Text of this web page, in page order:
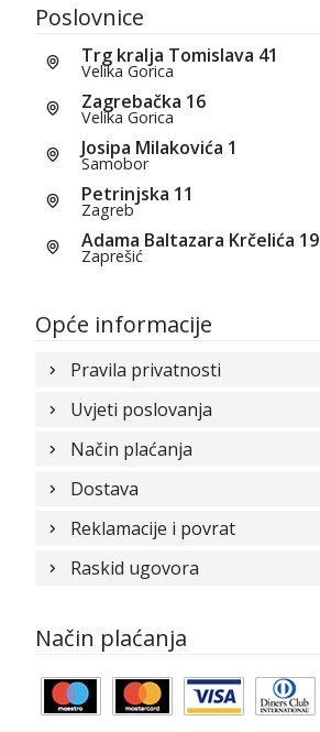
Poslovnice
Trg kralja Tomislava 41
Velika Gorica
Zagrebačka 16
Velika Gorica
Josipa Milakovića 1
Samobor
Petrinjska 11
Zagreb
Adama Baltazara Krčelića 19
Zaprešić
Opće informacije
Pravila privatnosti
Uvjeti poslovanja
Način plaćanja
Dostava
Reklamacije i povrat
Raskid ugovora
Način plaćanja